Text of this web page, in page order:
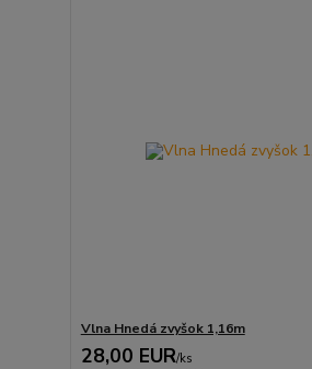
Vlna Hnedá zvyšok 1,16m
28,00 EUR/ks